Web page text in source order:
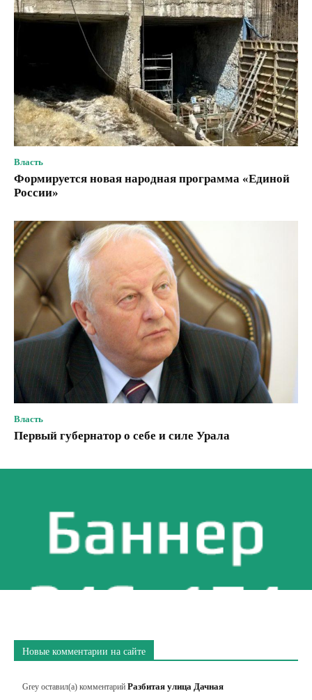
Власть
Формируется новая народная программа «Единой
России»
Власть
Первый губернатор о себе и силе Урала
Новые комментарии на сайте
Grey оставил(а) комментарий Разбитая улица Дачная